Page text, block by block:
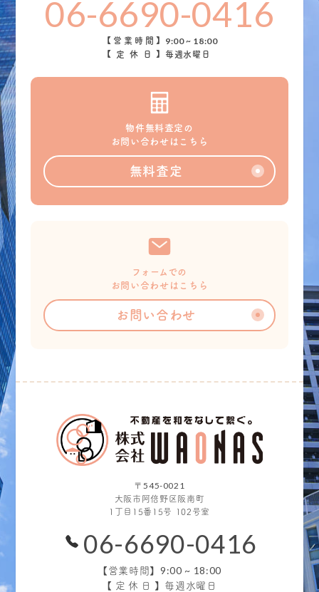
06-6690-0416
【営業時間】 9:00 ~ 18:00
【定休日】 毎週水曜日
物件無料査定の
お問い合わせはこちら
無料査定
フォームでの
お問い合わせはこちら
お問い合わせ
〒545-0021
大阪市阿倍野区阪南町
1丁目15番15号 102号室
06-6690-0416
【営業時間】9:00 ~ 18:00
【定休日】 毎週水曜日